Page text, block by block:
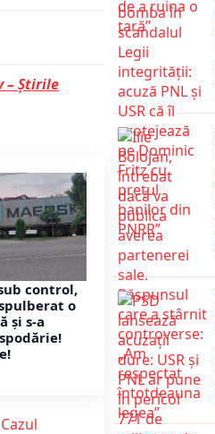
– Știrile
control,
o
și s-a